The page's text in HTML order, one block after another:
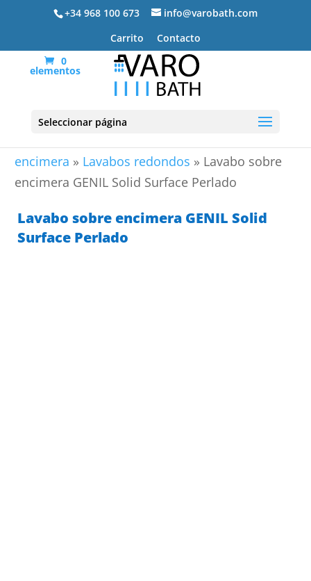
+34 968 100 673
info@varobath.com
Carrito
Contacto
0
elementos
Seleccionar página
encimera » Lavabos redondos » Lavabo sobre
encimera GENIL Solid Surface Perlado
Lavabo sobre encimera GENIL Solid
Surface Perlado